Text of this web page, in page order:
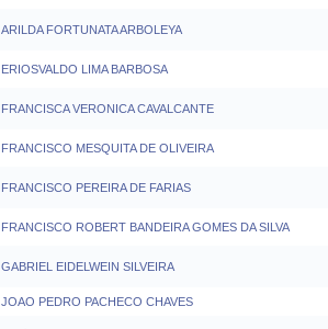
ARILDA FORTUNATA ARBOLEYA
ERIOSVALDO LIMA BARBOSA
FRANCISCA VERONICA CAVALCANTE
FRANCISCO MESQUITA DE OLIVEIRA
FRANCISCO PEREIRA DE FARIAS
FRANCISCO ROBERT BANDEIRA GOMES DA SILVA
GABRIEL EIDELWEIN SILVEIRA
JOAO PEDRO PACHECO CHAVES